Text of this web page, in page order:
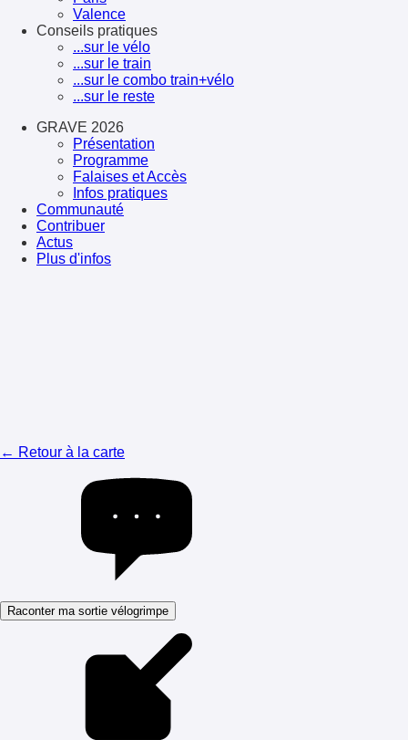
Valence
Conseils pratiques
...sur le vélo
...sur le train
...sur le combo train+vélo
...sur le reste
GRAVE 2026
Présentation
Programme
Falaises et Accès
Infos pratiques
Communauté
Contribuer
Actus
Plus d'infos
← Retour à la carte
Raconter ma sortie vélogrimpe